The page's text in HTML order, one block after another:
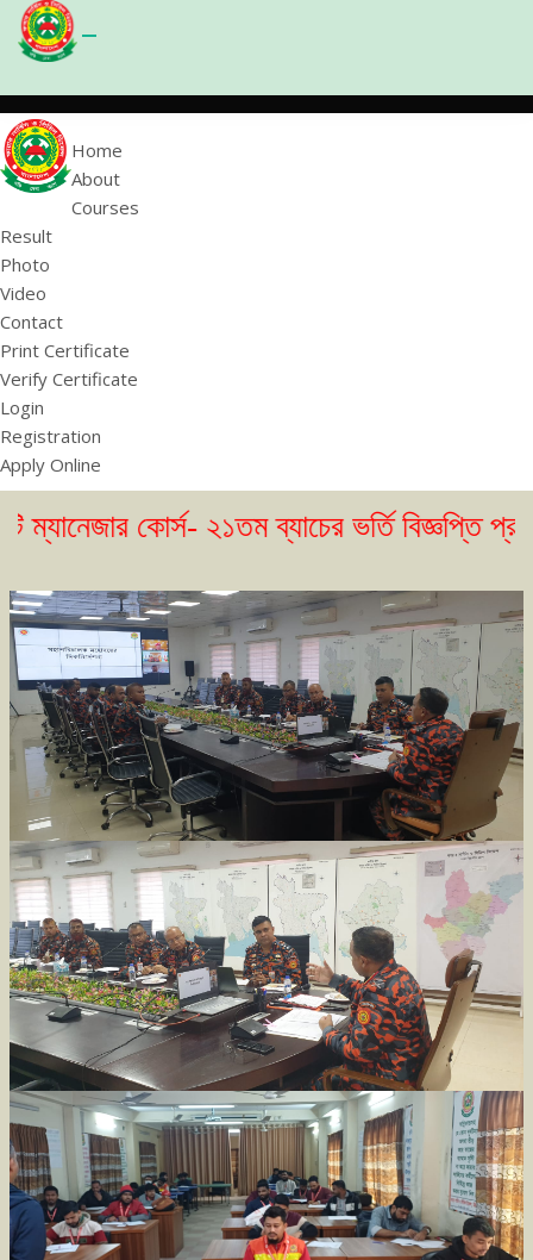
Home
About
Courses
Result
Photo
Video
Contact
Print Certificate
Verify Certificate
Login
Registration
Apply Online
কোর্স- ২১তম ব্যাচের ভর্তি বিজ্ঞপ্তি প্রকাশ। (